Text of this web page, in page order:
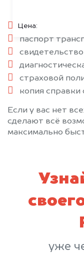
Цена:
паспорт
паспорт
страховой
копия справки
Если у вас нет
сделают всё
максимально
уже